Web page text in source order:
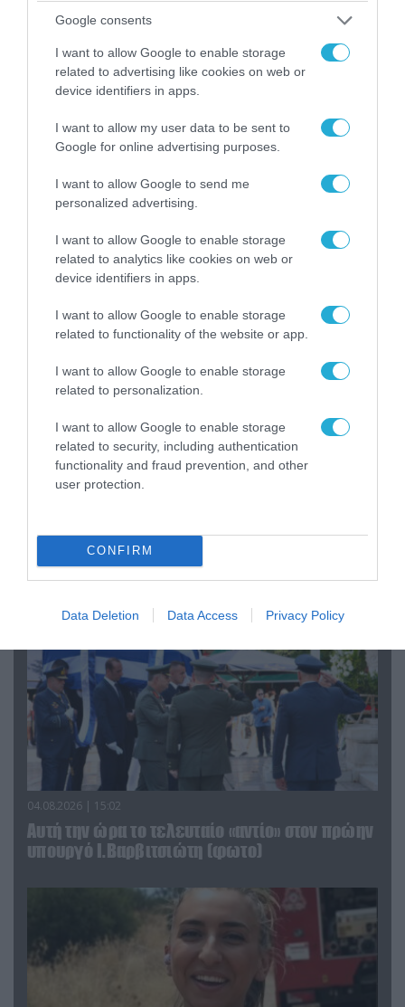
Google consents
I want to allow Google to enable storage
related to advertising like cookies on web or
device identifiers in apps.
I want to allow my user data to be sent to
Google for online advertising purposes.
I want to allow Google to send me
personalized advertising.
I want to allow Google to enable storage
related to analytics like cookies on web or
device identifiers in apps.
I want to allow Google to enable storage
related to functionality of the website or app.
I want to allow Google to enable storage
related to personalization.
I want to allow Google to enable storage
related to security, including authentication
functionality and fraud prevention, and other
user protection.
CONFIRM
Data Deletion Data Access Privacy Policy
06.08.2026 | 14:02
«Επιχείρηση ελεύθερα πεζοδρόμια» στην
Αθήνα: Απομακρύνθηκαν παράνομα
06.08.2026 | 09:03
Αττικής (φωτο)
04.08.2026 | 15:02
Αυτή την ώρα το τελευταίο «αντίο» στον πρώην
υπουργό Ι.Βαρβιτσιώτη (φωτο)